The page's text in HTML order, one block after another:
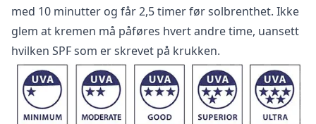
med 10 minutter og får 2,5 timer før solbrenthet. Ikke
glem at kremen må påføres hvert andre time, uansett
hvilken SPF som er skrevet på krukken.